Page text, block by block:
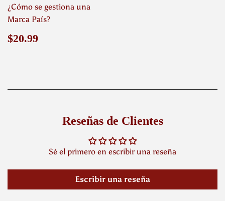
¿Cómo se gestiona una
Marca País?
Precio
$20.99
Reseñas de Clientes
Sé el primero en escribir una reseña
Escribir una reseña